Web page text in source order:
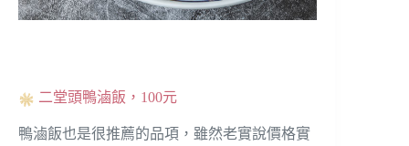
二堂頭鴨滷飯，100元
鴨滷飯也是很推薦的品項，雖然老實說價格實